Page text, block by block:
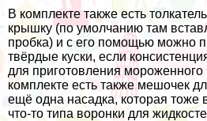
В комплекте также есть
крышку (по умолчанию там
пробка) и с его помощью можно
твёрдые куски, если
для приготовления мороженного
комплекте есть также мешочек
ещё одна насадка, которая тоже
что-то типа воронки для